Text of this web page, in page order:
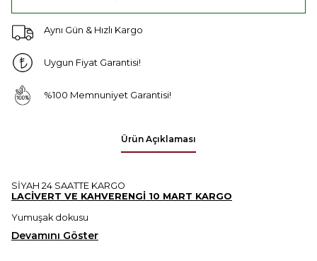
Aynı Gün & Hızlı Kargo
Uygun Fiyat Garantisi!
%100 Memnuniyet Garantisi!
Ürün Açıklaması
SİYAH 24 SAATTE KARGO
LACİVERT VE KAHVERENGİ 10 MART KARGO
Yumuşak dokusu
Devamını Göster